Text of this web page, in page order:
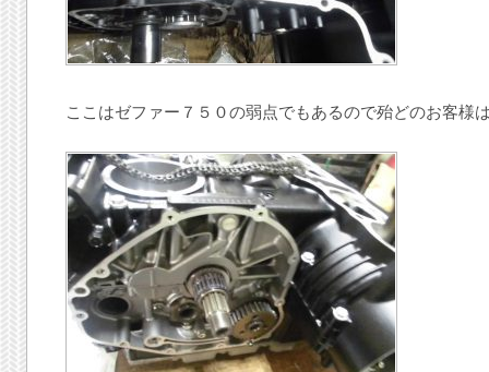
ここはゼファー７５０の弱点でもあるので殆どのお客様